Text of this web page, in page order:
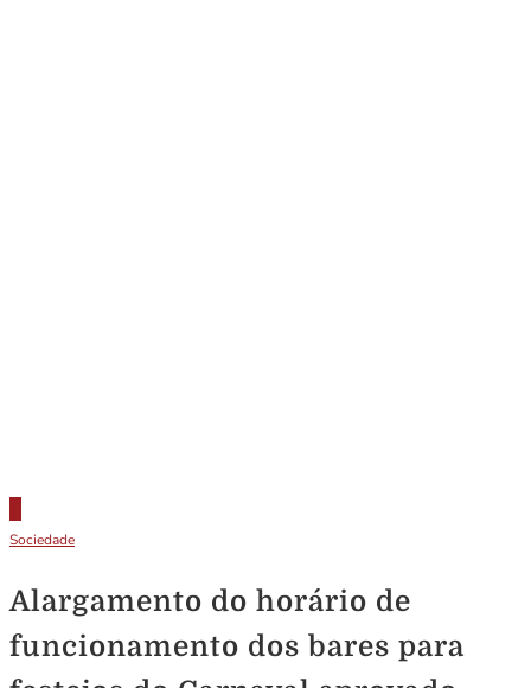
Sociedade
Alargamento do horário de
funcionamento dos bares para